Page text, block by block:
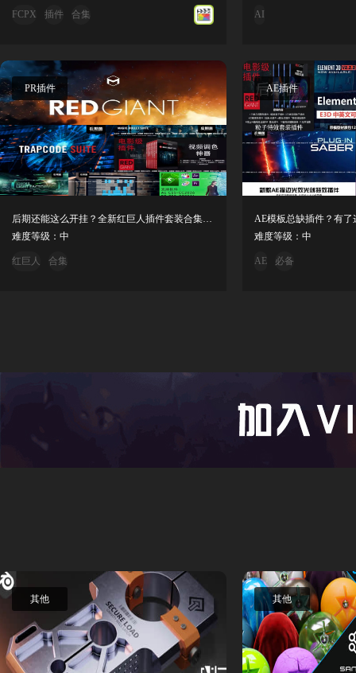
FCPX 插件 合集 AI
PR插件
后期还能这么开挂？全新红巨人插件套装合集来了！
难度等级：中
红巨人 合集
AE插件
难度等级：中
AE 必备
其他 其他